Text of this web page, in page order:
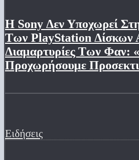
Η Sony Δεν Υποχωρεί
Των PlayStation Δίσκων
Διαμαρτυρίες Των Φαν:
Προχωρήσουμε
Ειδήσεις